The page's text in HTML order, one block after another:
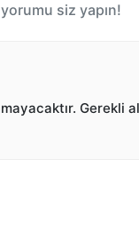
siz yapın!
Gerekli